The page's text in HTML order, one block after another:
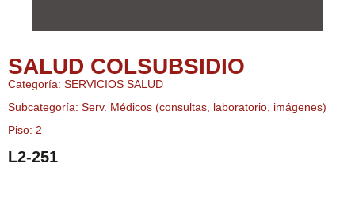
SALUD COLSUBSIDIO
Categoría: SERVICIOS SALUD
Subcategoría: Serv. Médicos (consultas, laboratorio, imágenes)
Piso: 2
L2-251